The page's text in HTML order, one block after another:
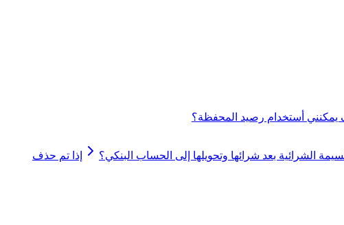
يمكنني أستخدام رصيد المحفظة؟
الشرائية بعد شرائها وتحويلها إلى الحساب البنكي؟
إذا تم حذف